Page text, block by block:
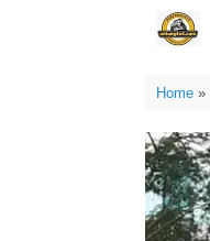
Home»